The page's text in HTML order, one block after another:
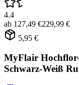
4.4
ab 127,49 €229,99 €
5,95 €
MyFlair
Schwarz-Weiß